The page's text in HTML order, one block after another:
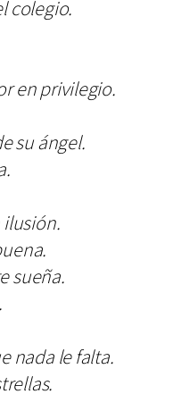
colegio.
en privilegio.
su ángel.
ilusión.
sueña.
nada le falta.